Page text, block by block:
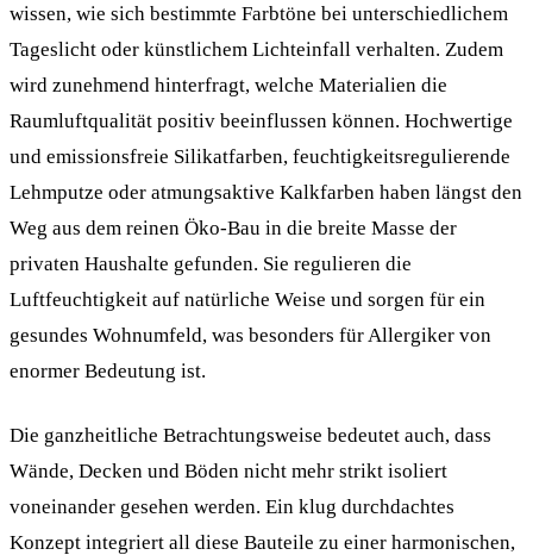
wissen, wie sich bestimmte Farbtöne bei unterschiedlichem
Tageslicht oder künstlichem Lichteinfall verhalten. Zudem
wird zunehmend hinterfragt, welche Materialien die
Raumluftqualität positiv beeinflussen können. Hochwertige
und emissionsfreie Silikatfarben, feuchtigkeitsregulierende
Lehmputze oder atmungsaktive Kalkfarben haben längst den
Weg aus dem reinen Öko-Bau in die breite Masse der
privaten Haushalte gefunden. Sie regulieren die
Luftfeuchtigkeit auf natürliche Weise und sorgen für ein
gesundes Wohnumfeld, was besonders für Allergiker von
enormer Bedeutung ist.
Die ganzheitliche Betrachtungsweise bedeutet auch, dass
Wände, Decken und Böden nicht mehr strikt isoliert
voneinander gesehen werden. Ein klug durchdachtes
Konzept integriert all diese Bauteile zu einer harmonischen,